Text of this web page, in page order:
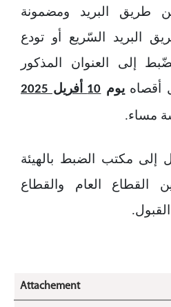
طريق البريد ومضمونة
البريد السّريع أو تودع
إلى العنوان المذكور
أقصاه يوم 10 أفريل 2025
مساء.
إلى مكتب الضبط بالهيئة
القطاع العام والقطاع
Attachement